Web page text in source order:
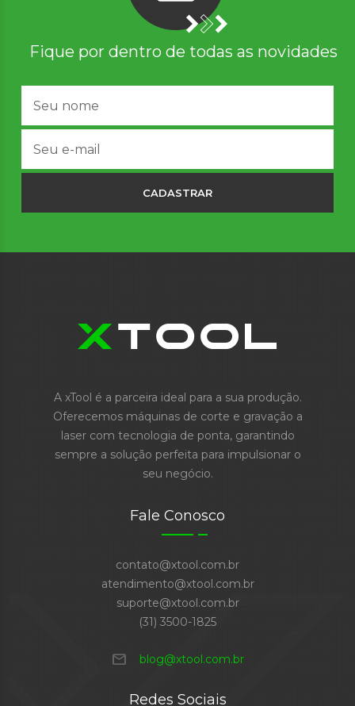
Fique por dentro de todas as novidades
CADASTRAR
A xTool é a parceira ideal para a sua produção.
Oferecemos máquinas de corte e gravação a
laser com tecnologia de ponta, garantindo
sempre a solução perfeita para impulsionar o
seu negócio.
Fale Conosco
contato@xtool.com.br
atendimento@xtool.com.br
suporte@xtool.com.br
(31) 3500-1825
mail blog@xtool.com.br
Redes Sociais